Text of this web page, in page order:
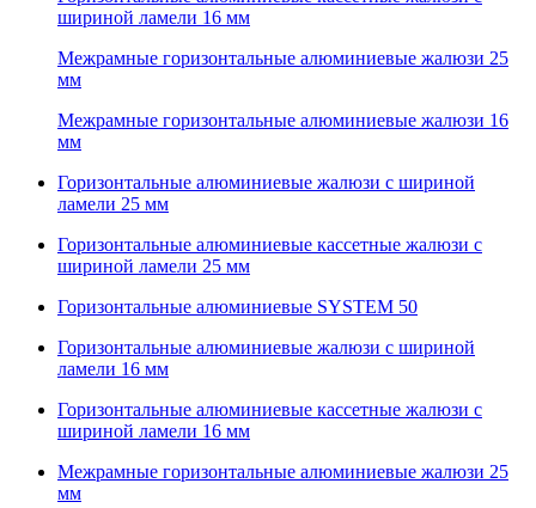
шириной ламели 16 мм
Межрамные горизонтальные алюминиевые жалюзи 25
мм
Межрамные горизонтальные алюминиевые жалюзи 16
мм
Горизонтальные алюминиевые жалюзи с шириной
ламели 25 мм
Горизонтальные алюминиевые кассетные жалюзи с
шириной ламели 25 мм
Горизонтальные алюминиевые SYSTEM 50
Горизонтальные алюминиевые жалюзи с шириной
ламели 16 мм
Горизонтальные алюминиевые кассетные жалюзи с
шириной ламели 16 мм
Межрамные горизонтальные алюминиевые жалюзи 25
мм